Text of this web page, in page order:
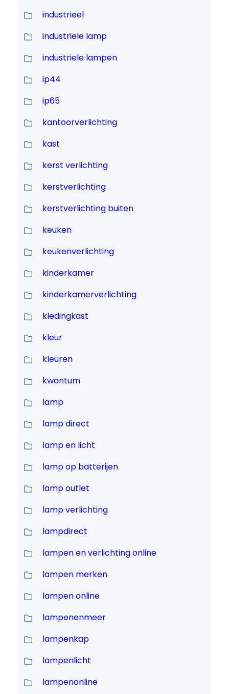
industrieel
industriele lamp
industriele lampen
ip44
ip65
kantoorverlichting
kast
kerst verlichting
kerstverlichting
kerstverlichting buiten
keuken
keukenverlichting
kinderkamer
kinderkamerverlichting
kledingkast
kleur
kleuren
kwantum
lamp
lamp direct
lamp en licht
lamp op batterijen
lamp outlet
lamp verlichting
lampdirect
lampen en verlichting online
lampen merken
lampen online
lampenenmeer
lampenkap
lampenlicht
lampenonline